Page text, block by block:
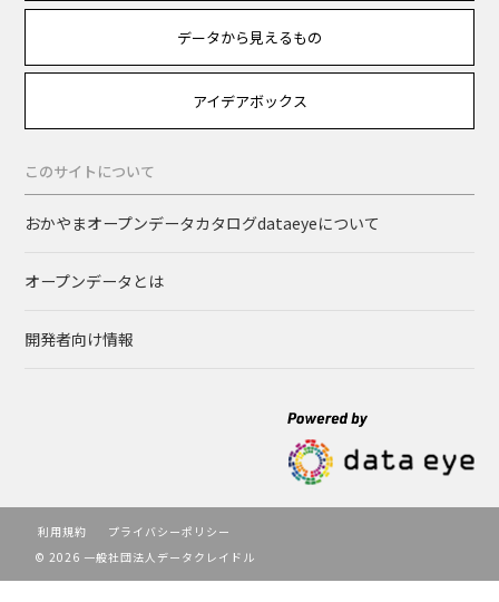
データから見えるもの
アイデアボックス
このサイトについて
おかやまオープンデータカタログdataeyeについて
オープンデータとは
開発者向け情報
利用規約
プライバシーポリシー
© 2026 一般社団法人データクレイドル